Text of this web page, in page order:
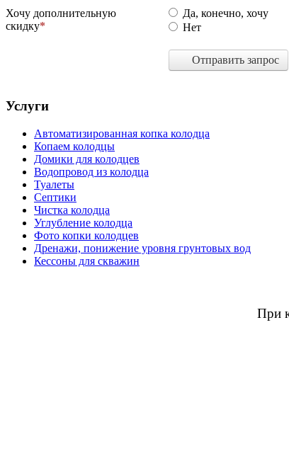
Хочу дополнительную
скидку
Да, конечно, хочу
Нет
Отправить запрос
Услуги
Автоматизированная копка колодца
Копаем колодцы
Домики для колодцев
Водопровод из колодца
Туалеты
Септики
Чистка колодца
Углубление колодца
Фото копки колодцев
Дренажи, понижение уровня грунтовых вод
Кессоны для скважин
При